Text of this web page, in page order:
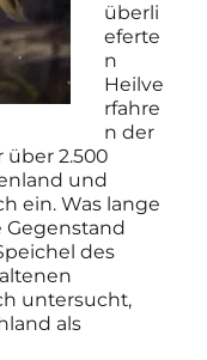
überli
eferte
n
Heilve
rfahre
n der
über 2.500
und
ein. Was lange
Gegenstand
des
untersucht,
als